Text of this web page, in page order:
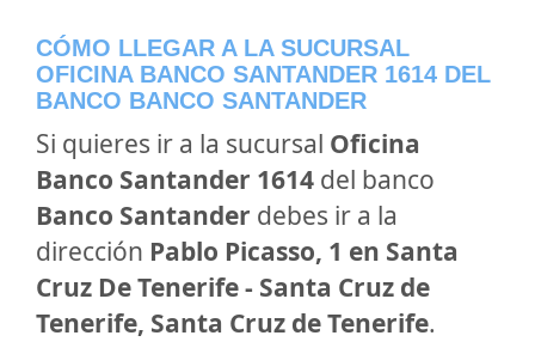
CÓMO LLEGAR A LA SUCURSAL
OFICINA BANCO SANTANDER 1614 DEL
BANCO BANCO SANTANDER
Si quieres ir a la sucursal Oficina
Banco Santander 1614 del banco
Banco Santander debes ir a la
dirección Pablo Picasso, 1 en Santa
Cruz De Tenerife - Santa Cruz de
Tenerife, Santa Cruz de Tenerife.